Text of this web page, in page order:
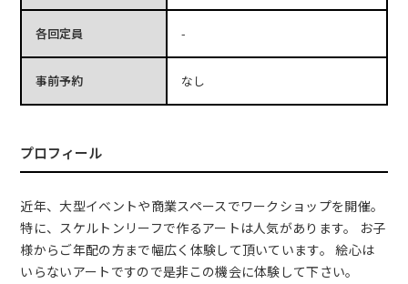
各回定員 -
事前予約 なし
プロフィール
近年、大型イベントや商業スペースでワークショップを開催。
特に、スケルトンリーフで作るアートは人気があります。 お子
様からご年配の方まで幅広く体験して頂いています。 絵心は
いらないアートですので是非この機会に体験して下さい。